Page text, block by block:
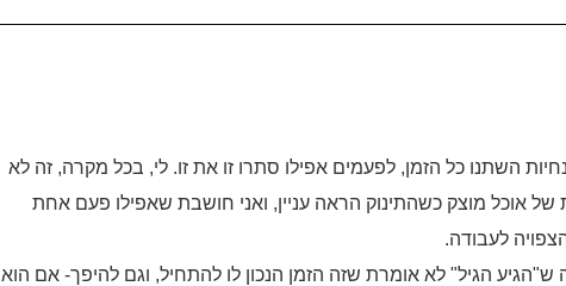
השתנו כל הזמן, לפעמים אפילו סתרו זו את זו. לי, בכל מקרה, זה לא
אוכל מוצק כשהתינוק הראה עניין, ואני חושבת שאפילו פעם אחת
לעבודה.
הגיל" לא אומרת שזה הזמן הנכון לו להתחיל, וגם להיפך- אם הוא